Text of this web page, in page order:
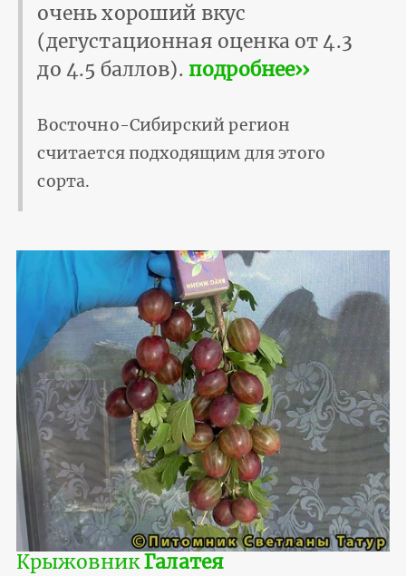
очень хороший вкус
(дегустационная оценка от 4.3
до 4.5 баллов). подробнее››
Восточно-Сибирский регион
считается подходящим для этого
сорта.
КрыжовникГалатея